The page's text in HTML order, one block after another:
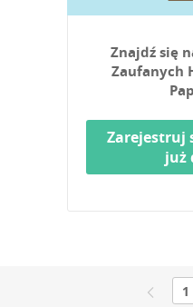
Znajdź się
Zaufanych
Zarejestruj
już
1